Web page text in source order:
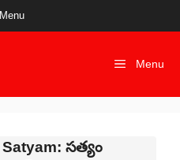
Menu
Menu
Satyam: సత్యం